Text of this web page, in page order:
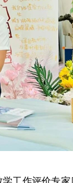
工作评价专家